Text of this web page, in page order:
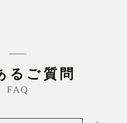
るご質問
FAQ